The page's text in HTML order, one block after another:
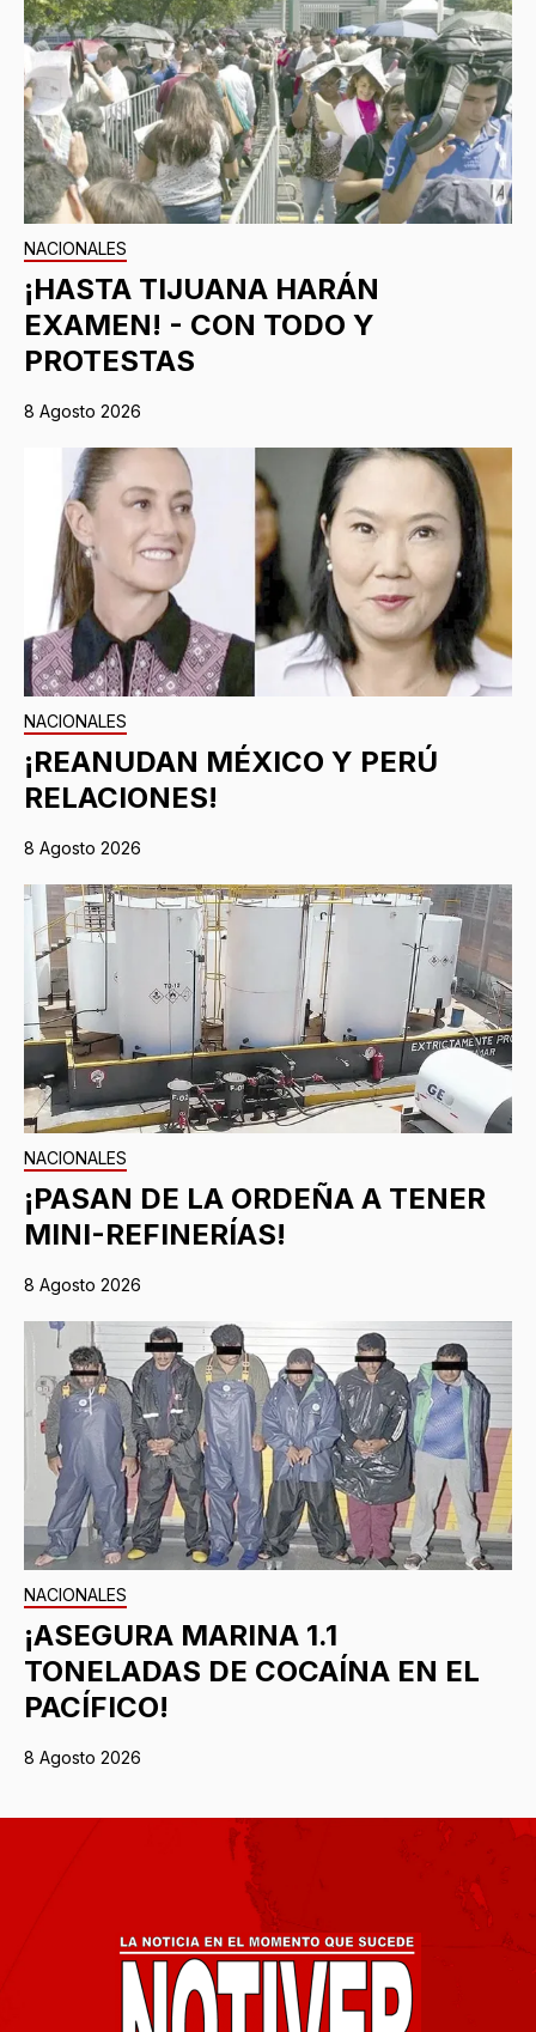
NACIONALES
¡HASTA TIJUANA HARÁN
EXAMEN! - CON TODO Y
PROTESTAS
8 Agosto 2026
NACIONALES
¡REANUDAN MÉXICO Y PERÚ
RELACIONES!
8 Agosto 2026
NACIONALES
¡PASAN DE LA ORDEÑA A TENER
MINI-REFINERÍAS!
8 Agosto 2026
NACIONALES
¡ASEGURA MARINA 1.1
TONELADAS DE COCAÍNA EN EL
PACÍFICO!
8 Agosto 2026